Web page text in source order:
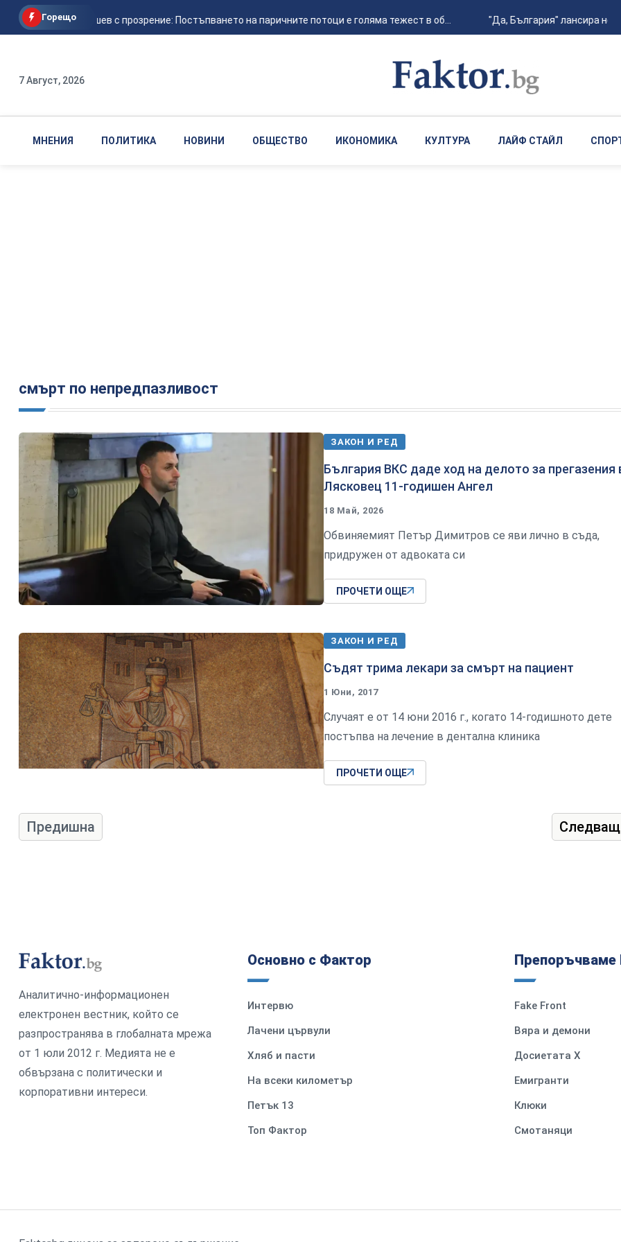
Горещо
Евтим Милошев с прозрение: Постъпването на паричните потоци е голяма тежест в об... "Да, България" лансира
7 Август, 2026
МНЕНИЯ ПОЛИТИКА НОВИНИ ОБЩЕСТВО ИКОНОМИКА КУЛТУРА ЛАЙФ СТАЙЛ
смърт по непредпазливост
ЗАКОН И РЕД
България ВКС даде ход на делото за прегазения
Лясковец 11-годишен Ангел
18 Май, 2026
Обвиняемият Петър Димитров се яви лично в съда,
придружен от адвоката си
ПРОЧЕТИ ОЩЕ
ЗАКОН И РЕД
Съдят трима лекари за смърт на пациент
1 Юни, 2017
Случаят е от 14 юни 2016 г., когато 14-годишното дете
постъпва на лечение в дентална клиника
ПРОЧЕТИ ОЩЕ
Предишна
Аналитично-информационен
електронен вестник, който се
разпространява в глобалната мрежа
от 1 юли 2012 г. Медията не е
обвързана с политически и
корпоративни интереси.
Основно с Фактор
Интервю
Лачени цървули
Хляб и пасти
На всеки километър
Петък 13
Топ Фактор
Препоръчваме
Fake Front
Вяра и демони
Досиетата Х
Емигранти
Клюки
Смотаняци